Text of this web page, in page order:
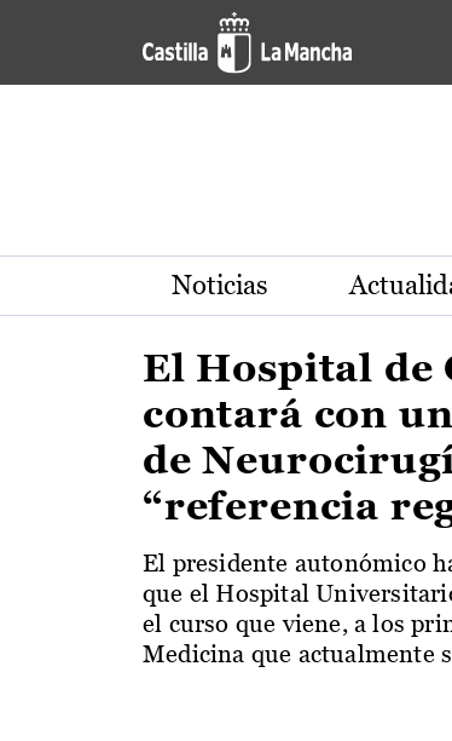
Pasar al contenido principal
Actualidad de la
Noticias
El Hospital de
contará con
de
“referencia
El presidente autonómico
que el Hospital
el curso que viene, a los
Medicina que actualmente